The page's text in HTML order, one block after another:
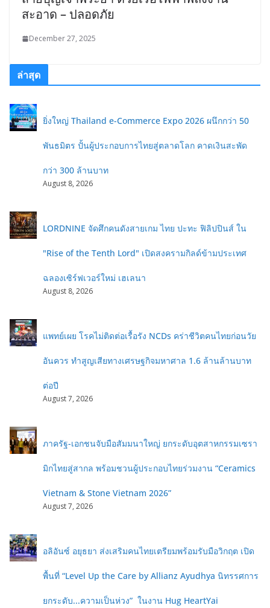
สะอาด – ปลอดภัย
December 27, 2025
ล่าสุด
ยิ่งใหญ่ Thailand e-Commerce Expo 2026 ผนึกกว่า 50
พันธมิตร ปั้นผู้ประกอบการไทยสู่ตลาดโลก คาดเงินสะพัด
กว่า 300 ล้านบาท
August 8, 2026
LORDNINE จัดศึกคนดังสายเกม ไทย ปะทะ ฟิลิปปินส์ ใน
"Rise of the Tenth Lord" เปิดสงครามกิลด์ข้ามประเทศ
ฉลองเซิร์ฟเวอร์ใหม่ เฮเลนา
August 8, 2026
แพทย์เผย โรคไม่ติดต่อเรื้อรัง NCDs คร่าชีวิตคนไทยก่อนวัย
อันควร ทำสูญเสียทางเศรษฐกิจมหาศาล 1.6 ล้านล้านบาท
ต่อปี
August 7, 2026
ภาครัฐ-เอกชนจับมือสัมมนาใหญ่ ยกระดับอุตสาหกรรมเซรา
มิกไทยสู่สากล พร้อมชวนผู้ประกอบไทยร่วมงาน “Ceramics
Vietnam & Stone Vietnam 2026”
August 7, 2026
อลิอันซ์ อยุธยา ส่งเสริมคนไทยเตรียมพร้อมรับมือวิกฤต เปิด
พื้นที่ “Level Up the Care by Allianz Ayudhya นิทรรศการ
ยกระดับ...ความเป็นห่วง” ในงาน Hug HeartYai